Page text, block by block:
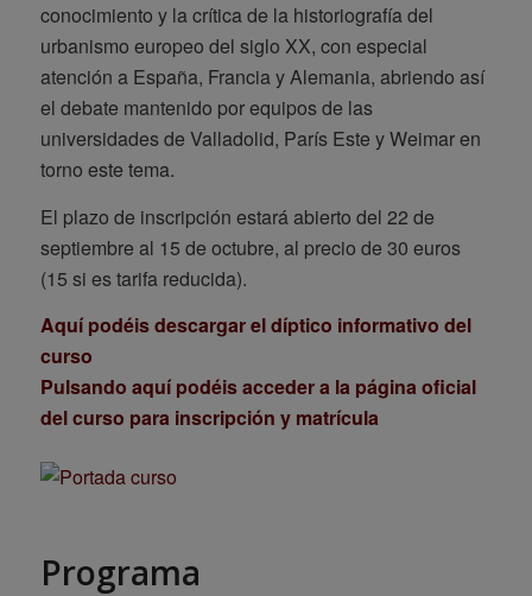
conocimiento y la crítica de la historiografía del
urbanismo europeo del siglo XX, con especial
atención a España, Francia y Alemania, abriendo así
el debate mantenido por equipos de las
universidades de Valladolid, París Este y Weimar en
torno este tema.
El plazo de inscripción estará abierto del 22 de
septiembre al 15 de octubre, al precio de 30 euros
(15 si es tarifa reducida).
Aquí podéis descargar el díptico informativo del
curso
Pulsando aquí podéis acceder a la página oficial
del curso para inscripción y matrícula
Programa